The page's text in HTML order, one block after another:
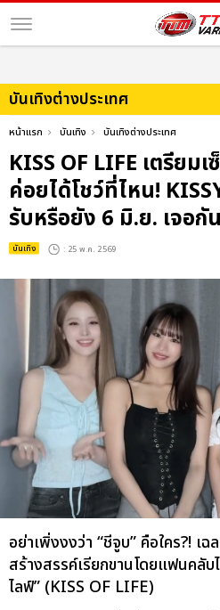
บันเทิงต่างประเทศ
หน้าแรก บันเทิง บันเทิงต่างประเทศ
KISS OF LIFE เตรียม
ค่อยได้โชว์ที่ไหน!
รับหรือยัง 6 มิ.ย. เจอกัน
บันเทิง : 25 พ.ค. 2569
อย่าเพิ่งงงว่า “ชีจูบ” คือใคร?! เ
สร้างสรรค์เรียกขานโดยแฟนคลั
ไลฟ์” (KISS OF LIFE)